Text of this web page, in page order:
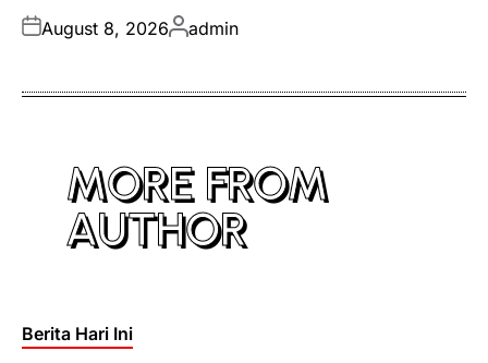
Posted
August 8, 2026Posted
admin
MORE FROM
AUTHOR
Posted
Berita Hari Ini